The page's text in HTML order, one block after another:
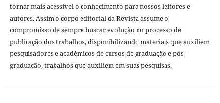
tornar mais acessível o conhecimento para nossos leitores e
autores. Assim o corpo editorial da Revista assume o
compromisso de sempre buscar evolução no processo de
publicação dos trabalhos, disponibilizando materiais que auxiliem
pesquisadores e acadêmicos de cursos de graduação e pós-
graduação, trabalhos que auxiliem em suas pesquisas.